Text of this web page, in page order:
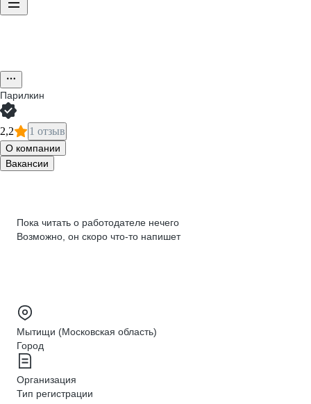
Парилкин
2,2 1 отзыв
О компании
Вакансии
Пока читать о работодателе нечего
Возможно, он скоро что‑то напишет
Мытищи (Московская область)
Город
Организация
Тип регистрации